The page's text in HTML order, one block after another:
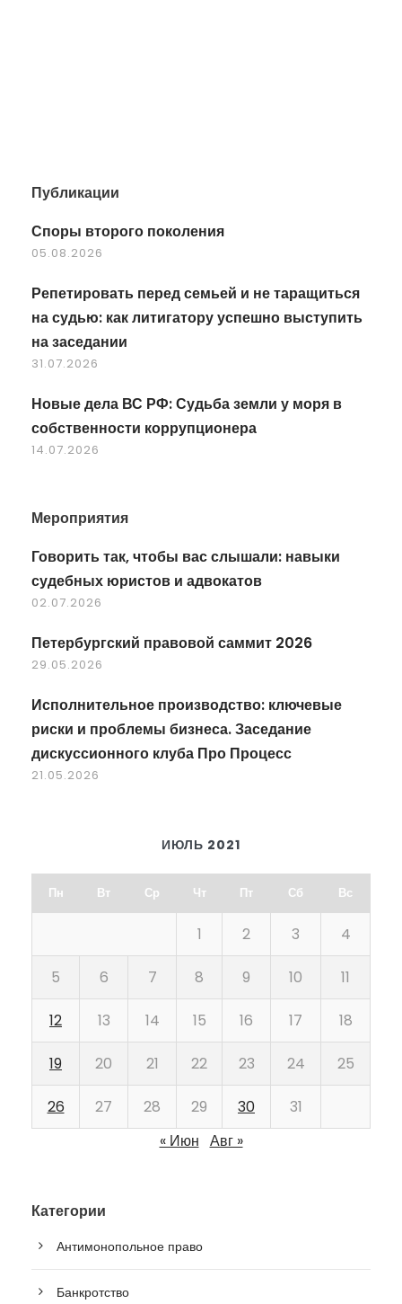
Публикации
Споры второго поколения
05.08.2026
Репетировать перед семьей и не таращиться
на судью: как литигатору успешно выступить
на заседании
31.07.2026
Новые дела ВС РФ: Судьба земли у моря в
собственности коррупционера
14.07.2026
Мероприятия
Говорить так, чтобы вас слышали: навыки
судебных юристов и адвокатов
02.07.2026
Петербургский правовой саммит 2026
29.05.2026
Исполнительное производство: ключевые
риски и проблемы бизнеса. Заседание
дискуссионного клуба Про Процесс
21.05.2026
ИЮЛЬ 2021
Пн Вт Ср Чт Пт Сб Вс
1 2 3 4
5 6 7 8 9 10 11
12 13 14 15 16 17 18
19 20 21 22 23 24 25
26 27 28 29 30
31
« Июн Авг »
Категории
Антимонопольное право
Банкротство